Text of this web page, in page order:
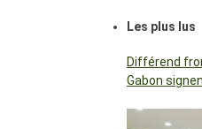
Les plus lus
Différend
Gabon